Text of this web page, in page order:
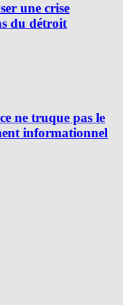
une crise
du détroit
ne truque pas le
informationnel